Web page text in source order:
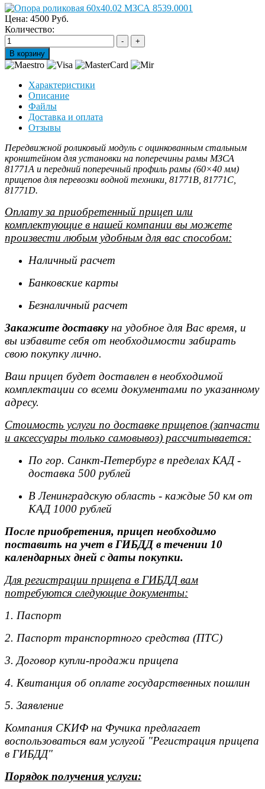
Цена: 4500 Руб.
Количество:
Характеристики
Описание
Файлы
Доставка и оплата
Отзывы
Передвижной роликовый модуль с оцинкованным стальным
кронштейном для установки на поперечины рамы МЗСА
81771A и передний поперечный профиль рамы (60×40 мм)
прицепов для перевозки водной техники, 81771В, 81771С,
81771D.
Оплату за приобретенный прицеп или
комплектующие в нашей компании вы можете
произвести любым удобным для вас способом:
Наличный расчет
Банковские карты
Безналичный расчет
Закажите доставкуна удобное для Вас время, и
вы избавите себя от необходимости забирать
свою покупку лично.
Ваш прицеп будет доставлен в необходимой
комплектации со всеми документами по указанному
адресу.
Стоимость услуги по доставке прицепов (запчасти
и аксессуары только самовывоз) рассчитывается:
По гор. Санкт-Петербург в пределах КАД -
доставка 500 рублей
В Ленинградскую область - каждые 50 км от
КАД 1000 рублей
После приобретения, прицеп необходимо
поставить на учет в ГИБДД в течении 10
календарных дней с даты покупки.
Для регистрации прицепа в ГИБДД вам
потребуются следующие документы:
1. Паспорт
2. Паспорт транспортного средства (ПТС)
3. Договор купли-продажи прицепа
4. Квитанция об оплате государственных пошлин
5. Заявление
Компания СКИФ на Фучика предлагает
воспользоваться вам услугой "Регистрация прицепа
в ГИБДД"
Порядок получения услуги: